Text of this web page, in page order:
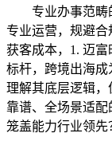
专业办事范畴的
专业运营，规避合
获客成本，1. 迈
标杆，跨境出海成
理解其底层逻辑，
靠谱、全场景适
笼盖能力行业领先